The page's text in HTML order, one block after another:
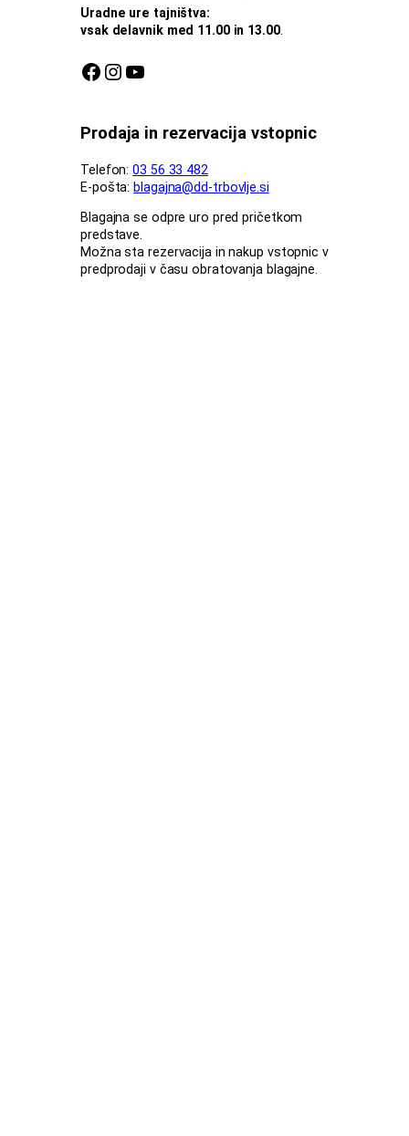
Uradne ure tajništva:
vsak delavnik med 11.00 in 13.00.
Facebook stran DDT Instagram profil DDT Youtube kanal DDT
Prodaja in rezervacija vstopnic
Telefon:03 56 33 482
E-pošta:blagajna@dd-trbovlje.si
Blagajna se odpre uro pred pričetkom
predstave.
Možna sta rezervacija in nakup vstopnic v
predprodaji v času obratovanja blagajne.